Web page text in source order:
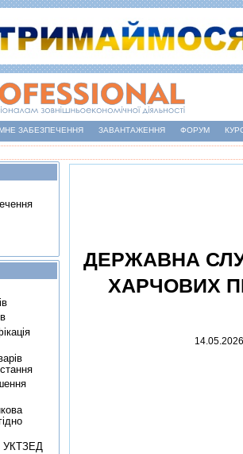
ЗАБЕЗПЕЧЕННЯ ЗАВАНТАЖЕННЯ ФОРУМ
ДЕРЖАВНА
ХАРЧОВИХ
14.05.2026
УКТЗЕД